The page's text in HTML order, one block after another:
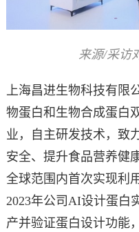
来源/采访
上海昌进生物科技有限
物蛋白和生物合成蛋白
业，自主研发技术，致
安全、提升食品营养健
全球范围内首次实现利
2023年公司AI设计蛋白
产并验证蛋白设计功能